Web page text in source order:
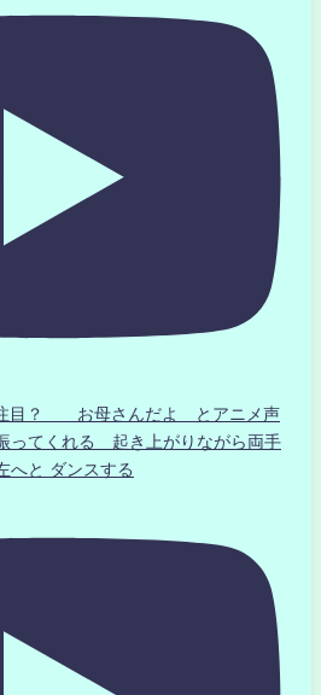
注目？ お母さんだよ とアニメ声
ってくれる 起き上がりながら両手
と ダンスする